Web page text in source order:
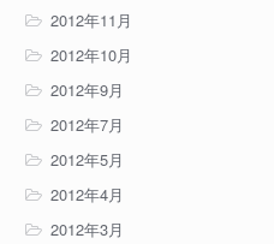
2012年11月
2012年10月
2012年9月
2012年7月
2012年5月
2012年4月
2012年3月